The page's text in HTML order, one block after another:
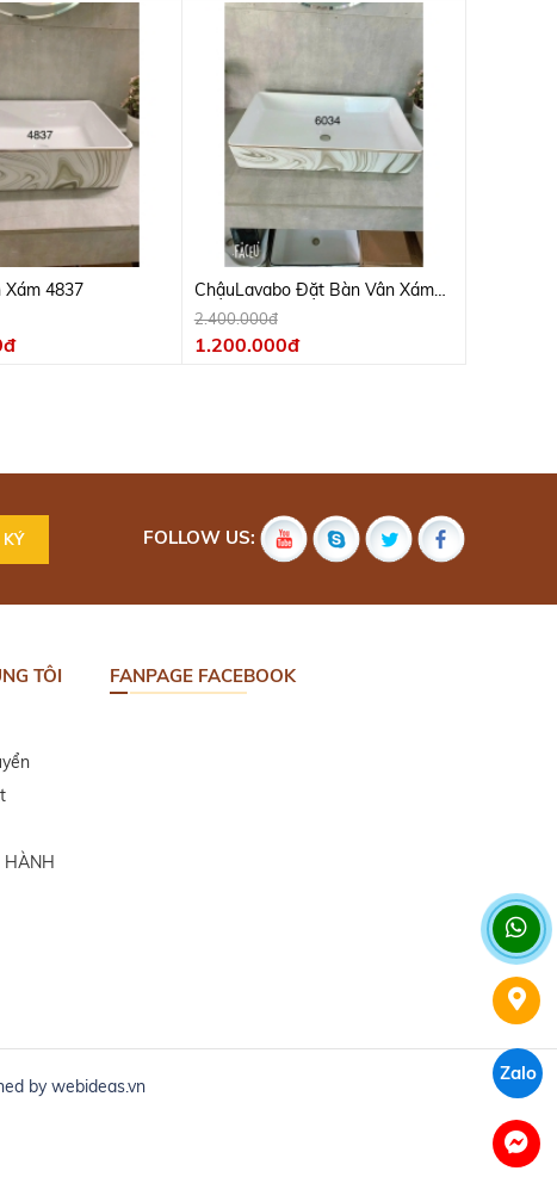
Xám 4837
ChậuLavabo Đặt Bàn Vân Xám
6034
2.400.000đ
1.200.000đ
FOLLOW US:
TÔI
HÀNH
FANPAGE FACEBOOK
by webideas.vn
Zalo